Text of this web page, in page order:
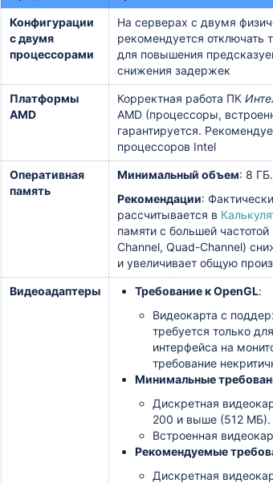
Конфигурации
с двумя
процессорами
На серверах с двумя
рекомендуется отключать
для повышения
снижения задержек
Платформы
AMD
Корректная работа ПК
AMD (процессоры,
гарантируется.
процессоров Intel
Оперативная
память
Минимальный объем: 8 ГБ.
Рекомендации:
рассчитывается в
памяти с большей
Channel, Quad-Channel)
и увеличивает общую
Видеоадаптеры Требование к OpenGL:
Видеокарта с
требуется только
интерфейса на
требование
Минимальные
Дискретная
200 и выше (512 МБ).
Встроенная
Рекомендуемые
Дискретная